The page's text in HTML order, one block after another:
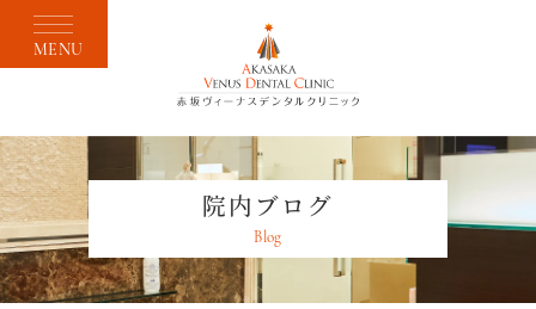
MENU
院内ブログ
Blog